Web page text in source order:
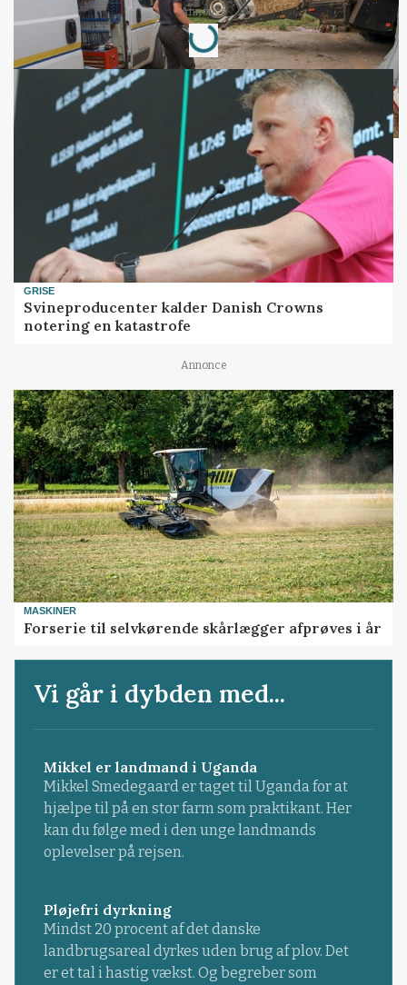
Annonce
Loading...
GRISE
Svineproducenter kalder Danish Crowns
notering en katastrofe
Annonce
MASKINER
Forserie til selvkørende skårlægger afprøves i år
Vi går i dybden med...
Mikkel er landmand i Uganda
Mikkel Smedegaard er taget til Uganda for at
hjælpe til på en stor farm som praktikant. Her
kan du følge med i den unge landmands
oplevelser på rejsen.
Pløjefri dyrkning
Mindst 20 procent af det danske
landbrugsareal dyrkes uden brug af plov. Det
er et tal i hastig vækst. Og begreber som